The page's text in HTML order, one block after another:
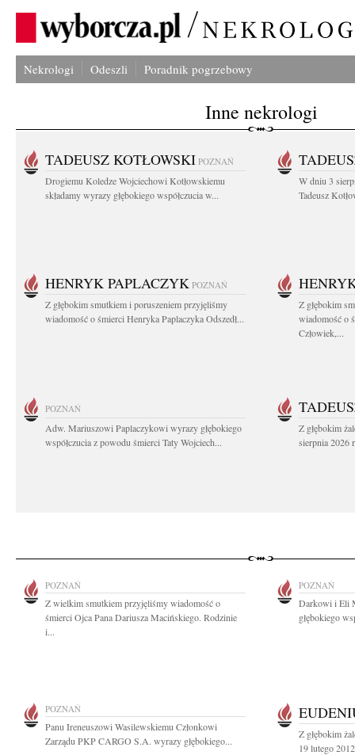
Nekrologi Odeszli Poradnik pogrzebowy
Inne nekrologi
TADEUSZ KOTŁOWSKI POZNAŃ
Drogiemu Koledze Wojciechowi Kotłowskiemu
składamy wyrazy głębokiego współczucia w...
W dniu 3
Tadeusz
HENRYK PAPLACZYK POZNAŃ
Z głębokim smutkiem i poruszeniem przyjęliśmy
wiadomość o śmierci Henryka Paplaczyka Odszedł...
Z głębokim
wiadomość o
Człowiek,...
POZNAŃ
Adw. Mariuszowi Paplaczykowi wyrazy głębokiego
współczucia z powodu śmierci Taty Wojciech...
Z głębokim
sierpnia 2026
POZNAŃ
Z wielkim smutkiem przyjęliśmy wiadomość o
śmierci Ojca Pana Dariusza Macińskiego. Rodzinie
i...
POZNAŃ
Darkowi i Eli
głębokiego
POZNAŃ
Panu Ireneuszowi Wasilewskiemu Członkowi
Zarządu PKP CARGO S.A. wyrazy głębokiego...
Z głębokim
19 lutego